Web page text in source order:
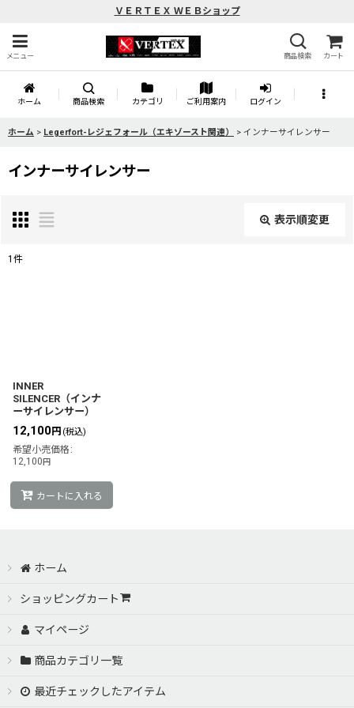
ＶＥＲＴＥＸ ＷＥＢショップ
メニュー 商品検索 カート
ホーム 商品検索 カテゴリ ご利用案内 ログイン
ホーム > Legerfort-レジェフォール（エキゾースト関連） > インナーサイレンサー
インナーサイレンサー
表示順変更
1 件
INNER
SILENCER（インナ
ーサイレンサー）
12,100円 (税込)
希望小売価格 :
12,100円
カートに入れる
ホーム
ショッピングカート
マイページ
商品カテゴリ一覧
最近チェックしたアイテム